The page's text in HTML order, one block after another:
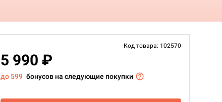
Код товара: 102570
5 990 ₽
до 599 бонусов на следующие покупки